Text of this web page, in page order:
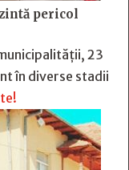
pericol
23
în diverse stadii